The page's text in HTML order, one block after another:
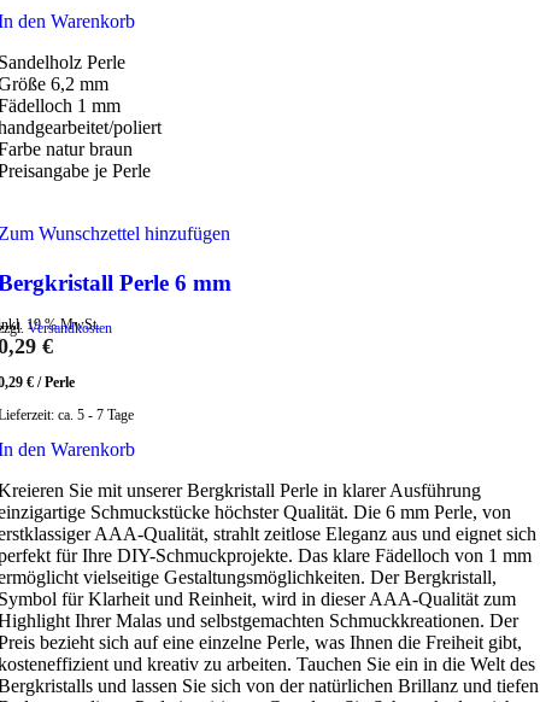
den Warenkorb
Perle
6,2 mm
1 mm
poliert
natur braun
je Perle
Wunschzettel hinzufügen
Perle 6 mm
19 % MwSt.
Versandkosten
€
€ /Perle
ca. 5 - 7 Tage
den Warenkorb
Sie mit unserer Bergkristall Perle in klarer Ausführung
Schmuckstücke höchster Qualität. Die 6 mm Perle, von
AAA-Qualität, strahlt zeitlose Eleganz aus und eignet sich
für Ihre DIY-Schmuckprojekte. Das klare Fädelloch von 1 mm
vielseitige Gestaltungsmöglichkeiten. Der Bergkristall,
für Klarheit und Reinheit, wird in dieser AAA-Qualität zum
Ihrer Malas und selbstgemachten Schmuckkreationen. Der
bezieht sich auf eine einzelne Perle, was Ihnen die Freiheit gibt,
und kreativ zu arbeiten. Tauchen Sie ein in die Welt des
und lassen Sie sich von der natürlichen Brillanz und tiefen